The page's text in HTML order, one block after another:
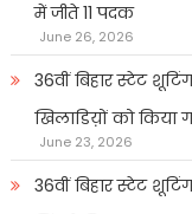
में जीते 11 पदक
June 26, 2026
36वीं बिहार स्टेट
खिलाडिय़ों को किया
June 23, 2026
36वीं बिहार स्टेट